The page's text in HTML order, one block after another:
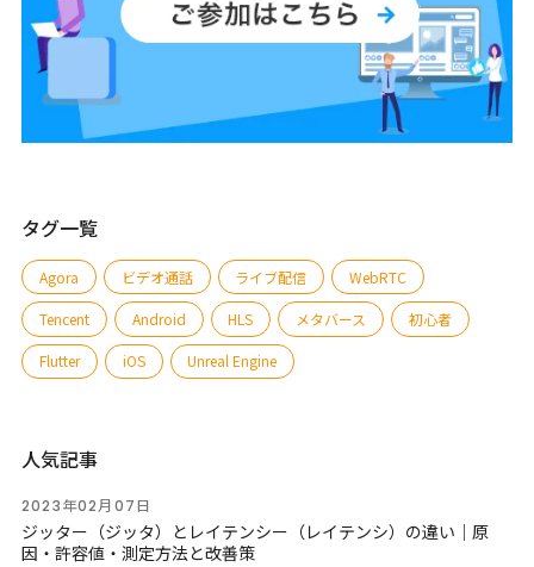
タグ一覧
Agora ビデオ通話 ライブ配信 WebRTC
Tencent Android HLS メタバース 初心者
Flutter iOS Unreal Engine
人気記事
2023年02月07日
ジッター（ジッタ）とレイテンシー（レイテンシ）の違い｜原
因・許容値・測定方法と改善策